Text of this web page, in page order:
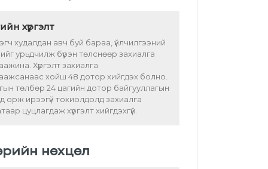
хүргэлт
худалдан авч буй бараа, үйлчилгээний
урьдчилж бүрэн төлснөөр захиалга
Хүргэлт захиалга
хойш 48 дотор хийгдэх болно.
төлбөр 24 цагийн дотор байгууллагын
орж ирээгүй тохиолдолд захиалга
цуцлагдаж хүргэлт хийгдэхгүй.
нөхцөл